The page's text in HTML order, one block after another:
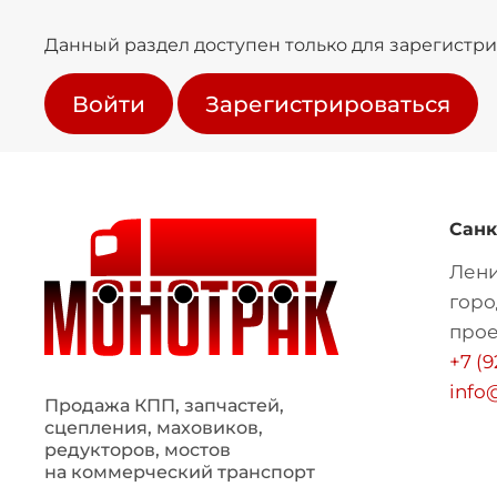
Данный раздел доступен только для
Войти Зарегистрироваться
Продажа КПП, запчастей,
сцепления, маховиков,
редукторов, мостов
на коммерческий транспорт
+7